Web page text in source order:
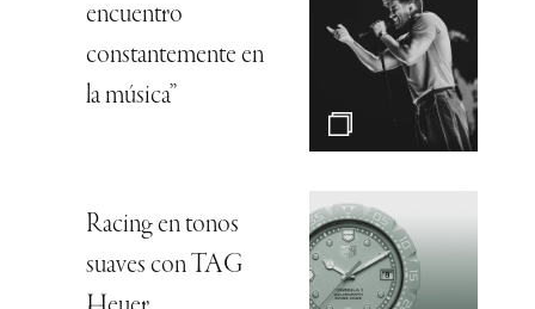
encuentro
constantemente en
la música”
Racing en tonos
suaves con TAG